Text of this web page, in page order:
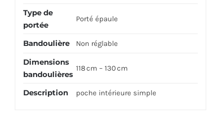
Type de
portée
Porté épaule
Bandoulière Non réglable
Dimensions
bandoulières
118 cm – 130 cm
Description poche intérieure simple